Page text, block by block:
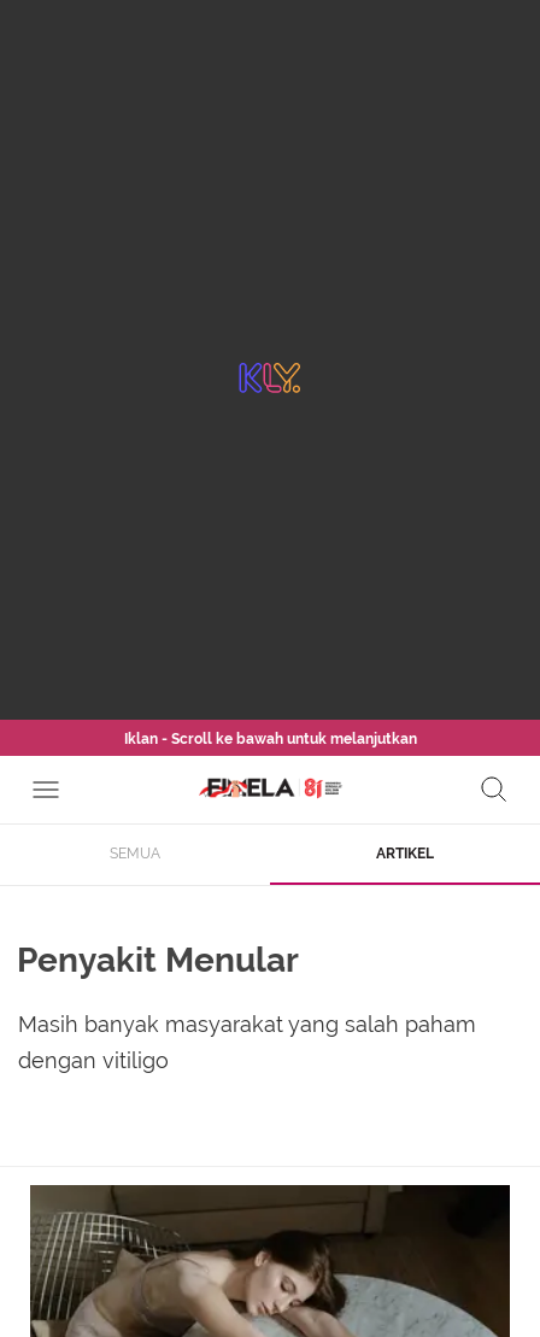
Iklan - Scroll ke bawah untuk melanjutkan
SEMUA ARTIKEL
Penyakit Menular
Masih banyak masyarakat yang salah paham
dengan vitiligo